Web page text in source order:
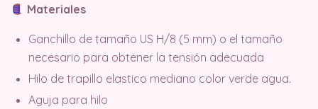
Materiales
Ganchillo de tamaño US H/8 (5 mm) o el tamaño
necesario para obtener la tensión adecuada
Hilo de trapillo elastico mediano color verde agua.
Aguja para hilo